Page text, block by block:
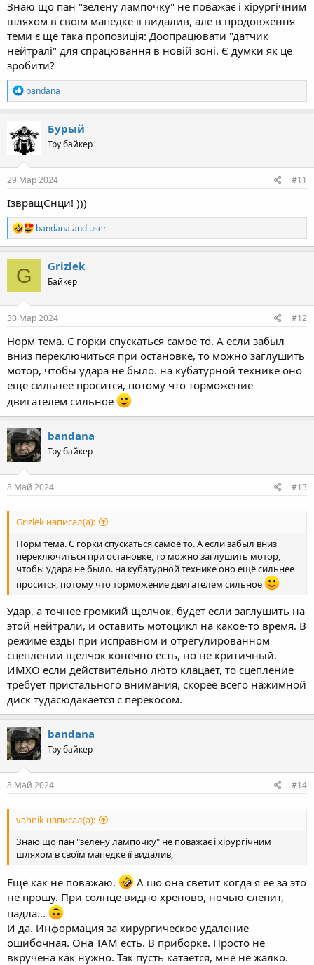
Знаю що пан "зелену лампочку" не поважає і хірургічним
шляхом в своїм мапедке її видалив, але в продовження
теми є ще така пропозиція: Доопрацювати "датчик
нейтралі" для спрацювання в новій зоні. Є думки як це
зробити?
R
e
a
t
i
o
n
s
bandana
Бурый
Тру байкер
29 Мар 2024 #11
ІзвращЄнци! )))
R
e
a
c
o
n
s
bandana and user
G Grizlek
Байкер
30 Мар 2024 #12
Норм тема. С горки спускаться самое то. А если забыл
вниз переключиться при остановке, то можно заглушить
мотор, чтобы удара не было. на кубатурной технике оно
ещё сильнее просится, потому что торможение
двигателем сильное
bandana
Тру байкер
8 Май 2024 #13
Grizlek написал(а):
Норм тема. С горки спускаться самое то. А если забыл вниз
переключиться при остановке, то можно заглушить мотор,
чтобы удара не было. на кубатурной технике оно ещё сильнее
просится, потому что торможение двигателем сильное
Удар, а точнее громкий щелчок, будет если заглушить на
этой нейтрали, и оставить мотоцикл на какое-то время. В
режиме езды при исправном и отрегулированном
сцеплении щелчок конечно есть, но не критичный.
ИМХО если действительно люто клацает, то сцепление
требует пристального внимания, скорее всего нажимной
диск тудасюдакается с перекосом.
bandana
Тру байкер
8 Май 2024 #14
vahnik написал(а):
Знаю що пан "зелену лампочку" не поважає і хірургічним
шляхом в своїм мапедке її видалив,
Ещё как не поважаю.
А шо она светит когда я её за это
не прошу. При солнце видно хреново, ночью слепит,
падла...
И да. Информация за хирургическое удаление
ошибочная. Она ТАМ есть. В приборке. Просто не
вкручена как нужно. Так пусть катается, мне не жалко.